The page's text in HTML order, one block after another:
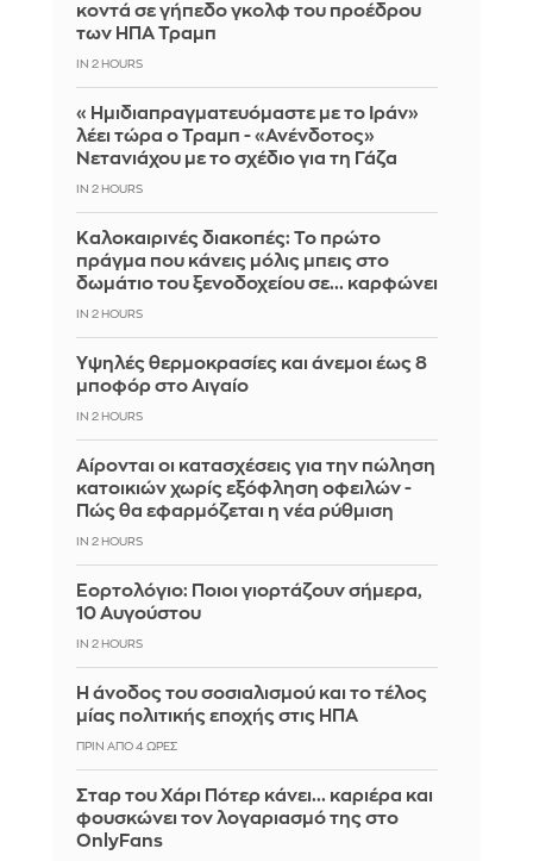
κοντά σε γήπεδο γκολφ του προέδρου
των ΗΠΑ Τραμπ
IN 2 HOURS
«Ημιδιαπραγματευόμαστε με το Ιράν»
λέει τώρα ο Τραμπ - «Ανένδοτος»
Νετανιάχου με το σχέδιο για τη Γάζα
IN 2 HOURS
Καλοκαιρινές διακοπές: Το πρώτο
πράγμα που κάνεις μόλις μπεις στο
δωμάτιο του ξενοδοχείου σε... καρφώνει
IN 2 HOURS
Υψηλές θερμοκρασίες και άνεμοι έως 8
μποφόρ στο Αιγαίο
IN 2 HOURS
Αίρονται οι κατασχέσεις για την πώληση
κατοικιών χωρίς εξόφληση οφειλών -
Πώς θα εφαρμόζεται η νέα ρύθμιση
IN 2 HOURS
Εορτολόγιο: Ποιοι γιορτάζουν σήμερα,
10 Αυγούστου
IN 2 HOURS
Η άνοδος του σοσιαλισμού και το τέλος
μίας πολιτικής εποχής στις ΗΠΑ
ΠΡΙΝ ΑΠΌ 4 ΏΡΕΣ
Σταρ του Χάρι Πότερ κάνει... καριέρα και
φουσκώνει τον λογαριασμό της στο
OnlyFans